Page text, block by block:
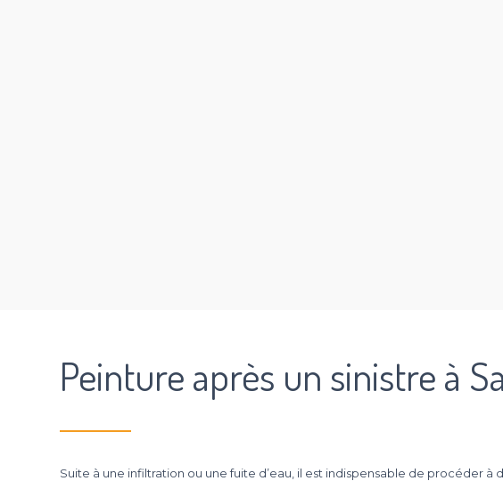
Peinture après un sinistre à
Suite à une infiltration ou une fuite d’eau, il est indispensable de procéder à